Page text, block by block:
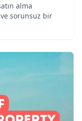
alma
sorunsuz bir